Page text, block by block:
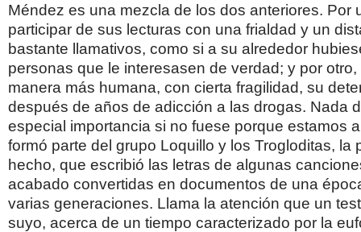
Méndez es una mezcla de los dos anteriores. Por
participar de sus lecturas con una frialdad y un
bastante llamativos, como si a su alrededor
personas que le interesasen de verdad; y por
manera más humana, con cierta fragilidad, su
después de años de adicción a las drogas. Nada
especial importancia si no fuese porque estamos
formó parte del grupo Loquillo y los Trogloditas, la
hecho, que escribió las letras de algunas
acabado convertidas en documentos de una
varias generaciones. Llama la atención que un
suyo, acerca de un tiempo caracterizado por la